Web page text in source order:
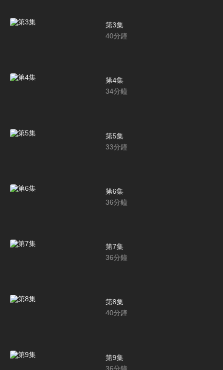
第3集
40分鐘
第4集
34分鐘
第5集
33分鐘
第6集
36分鐘
第7集
36分鐘
第8集
40分鐘
第9集
36分鐘